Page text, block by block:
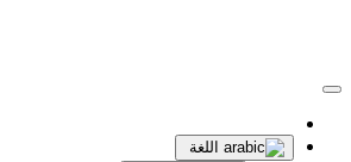
اللغة